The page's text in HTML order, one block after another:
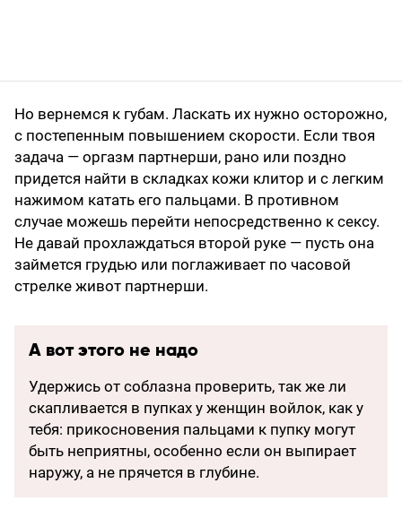
Но вернемся к губам. Ласкать их нужно осторожно,
с постепенным повышением скорости. Если твоя
задача — оргазм партнерши, рано или поздно
придется найти в складках кожи клитор и с легким
нажимом катать его пальцами. В противном
случае можешь перейти непосредственно к сексу.
Не давай прохлаждаться второй руке — пусть она
займется грудью или поглаживает по часовой
стрелке живот партнерши.
А вот этого не надо
Удержись от соблазна проверить, так же ли
скап­ливается в пупках у женщин войлок, как у
тебя: прикосновения пальцами к пупку могут
быть неприятны, особенно если он выпирает
наружу, а не прячется в глубине.